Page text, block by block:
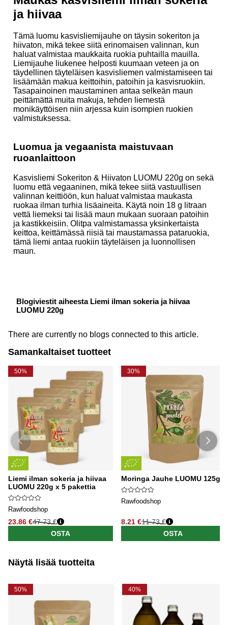
ja hiivaa
Tämä luomu kasvisliemijauhe on täysin sokeriton ja
hiivaton, mikä tekee siitä erinomaisen valinnan, kun
haluat valmistaa maukkaita ruokia puhtailla mauilla.
Liemijauhe liukenee helposti kuumaan veteen ja on
täydellinen täyteläisen kasvisliemen valmistamiseen tai
lisäämään makua keittoihin, patoihin ja kasvisruokiin.
Tasapainoinen maustaminen antaa selkeän maun
peittämättä muita makuja, tehden liemestä
monikäyttöisen niin arjessa kuin isompien ruokien
valmistuksessa.
Luomua ja vegaanista maistuvaan
ruoanlaittoon
Kasvisliemi Sokeriton & Hiivaton LUOMU 220g on sekä
luomu että vegaaninen, mikä tekee siitä vastuullisen
valinnan keittiöön, kun haluat valmistaa maukasta
ruokaa ilman turhia lisäaineita. Käytä noin 18 g litraan
vettä liemeksi tai lisää maun mukaan suoraan patoihin
ja kastikkeisiin. Olitpa valmistamassa yksinkertaista
keittoa, keittämässä riisiä tai maustamassa pataruokia,
tämä liemi antaa ruokiin täyteläisen ja luonnollisen
maun.
Blogiviestit aiheesta Liemi ilman sokeria ja hiivaa
LUOMU 220g
There are currently no blogs connected to this article.
Samankaltaiset tuotteet
50%
Liemi ilman sokeria ja hiivaa
LUOMU 220g x 5 pakettia
Rawfoodshop
23.86 €47.73 €
OSTA
30%
Moringa Jauhe LUOMU 125g
Rawfoodshop
8.21 €11.73 €
OSTA
Näytä lisää tuotteita
50% 40%